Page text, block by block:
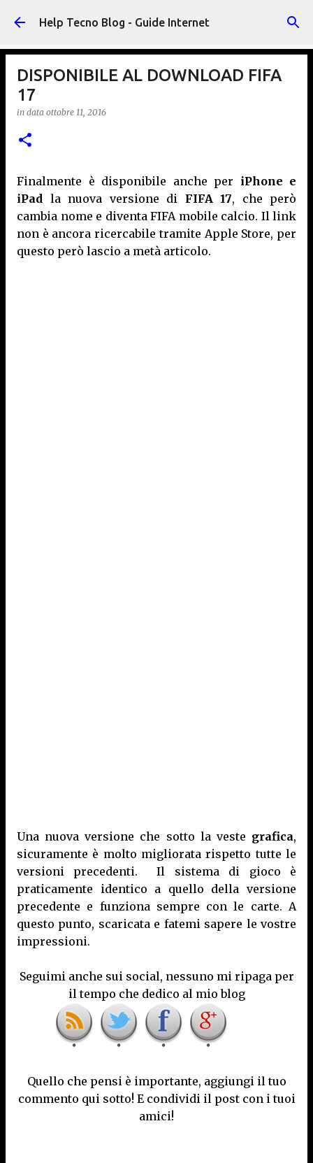
Passa ai contenuti principali
Help Tecno Blog - Guide Internet
DISPONIBILE AL DOWNLOAD FIFA
17
in data ottobre 11, 2016
Finalmente è disponibile anche per iPhone e
iPad la nuova versione di FIFA 17, che però
cambia nome e diventa FIFA mobile calcio. Il link
non è ancora ricercabile tramite Apple Store, per
questo però lascio a metà articolo.
Una nuova versione che sotto la veste grafica,
sicuramente è molto migliorata rispetto tutte le
versioni precedenti. Il sistema di gioco è
praticamente identico a quello della versione
precedente e funziona sempre con le carte. A
questo punto, scaricata e fatemi sapere le vostre
impressioni.
Seguimi anche sui social, nessuno mi ripaga per
il tempo che dedico al mio blog
Quello che pensi è importante, aggiungi il tuo
commento qui sotto! E condividi il post con i tuoi
amici!